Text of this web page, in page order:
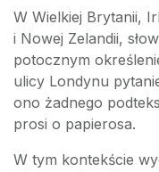
W Wielkiej Brytanii,
i Nowej Zelandii,
potocznym
ulicy Londynu
ono żadnego
prosi o papierosa.
W tym kontekście